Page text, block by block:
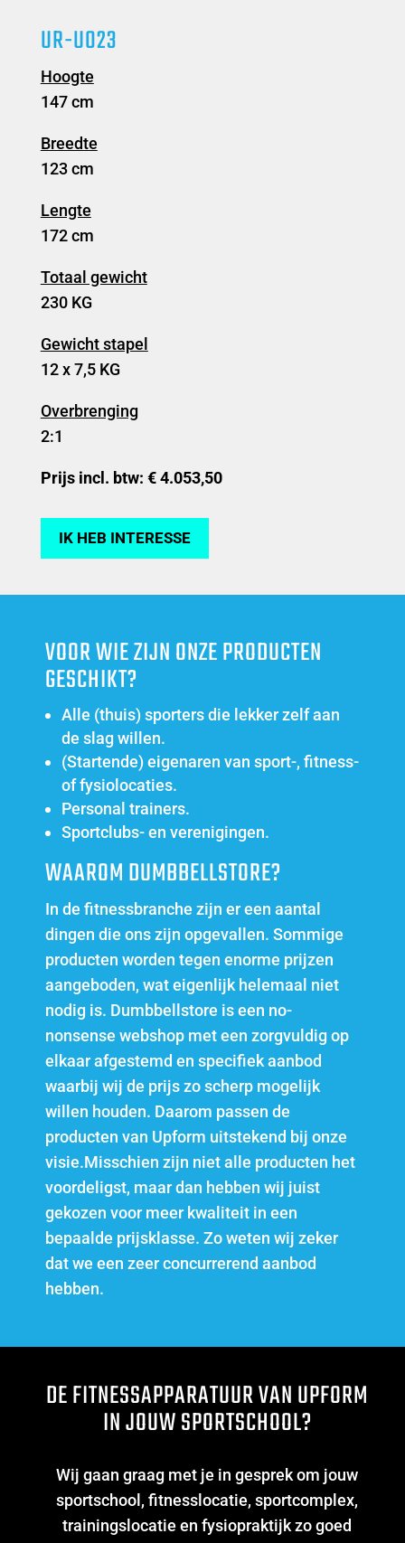
UR-U023
Hoogte
147 cm
Breedte
123 cm
Lengte
172 cm
Totaal gewicht
230 KG
Gewicht stapel
12 x 7,5 KG
Overbrenging
2:1
Prijs incl. btw: € 4.053,50
IK HEB INTERESSE
VOOR WIE ZIJN ONZE PRODUCTEN
GESCHIKT?
Alle (thuis) sporters die lekker zelf aan
de slag willen.
(Startende) eigenaren van sport-, fitness-
of fysiolocaties.
Personal trainers.
Sportclubs- en verenigingen.
WAAROM DUMBBELLSTORE?
In de fitnessbranche zijn er een aantal
dingen die ons zijn opgevallen. Sommige
producten worden tegen enorme prijzen
aangeboden, wat eigenlijk helemaal niet
nodig is. Dumbbellstore is een no-
nonsense webshop met een zorgvuldig op
elkaar afgestemd en specifiek aanbod
waarbij wij de prijs zo scherp mogelijk
willen houden. Daarom passen de
producten van Upform uitstekend bij onze
visie.Misschien zijn niet alle producten het
voordeligst, maar dan hebben wij juist
gekozen voor meer kwaliteit in een
bepaalde prijsklasse. Zo weten wij zeker
dat we een zeer concurrerend aanbod
hebben.
DE FITNESSAPPARATUUR VAN UPFORM
IN JOUW SPORTSCHOOL?
Wij gaan graag met je in gesprek om jouw
sportschool, fitnesslocatie, sportcomplex,
trainingslocatie en fysiopraktijk zo goed